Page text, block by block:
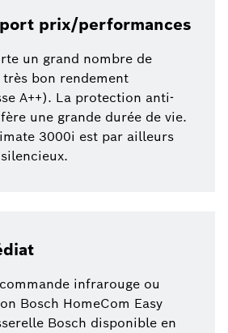
prix/performances
un grand nombre de
bon rendement
A++). La protection anti-
une grande durée de vie.
3000i est par ailleurs
infrarouge ou
Bosch HomeCom Easy
Bosch disponible en